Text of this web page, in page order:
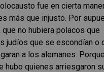
fue en cierta
más que injusto. Por
no hubiera polacos que
judíos que se escondían o
a los alemanes.
hubo quienes arriesgaron